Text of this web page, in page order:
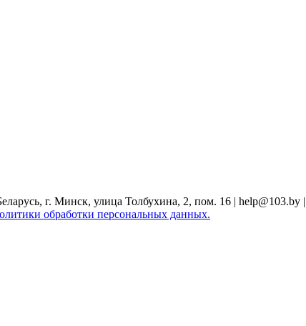
г. Минск, улица Толбухина, 2, пом. 16 | help@103.by |
обработки персональных данных.